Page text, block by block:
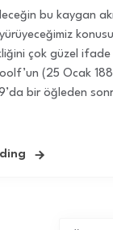
bu kaygan
çok güzel ifade
(25 Ocak
bir öğleden